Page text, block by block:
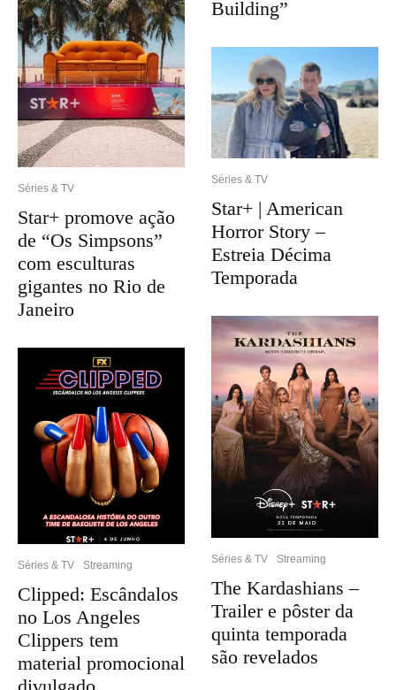
Séries & TV
Star+ promove ação
de “Os Simpsons”
com esculturas
gigantes no Rio de
Janeiro
Séries & TV Streaming
Clipped: Escândalos
no Los Angeles
Clippers tem
material promocional
Building”
Séries & TV
Star+ | American
Horror Story –
Estreia Décima
Temporada
Séries & TV Streaming
The Kardashians –
Trailer e pôster da
quinta temporada
são revelados